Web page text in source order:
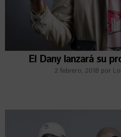
El Dany lanzará su
2 febrero, 2018 por